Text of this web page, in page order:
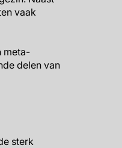
vaak
meta-
delen van
sterk